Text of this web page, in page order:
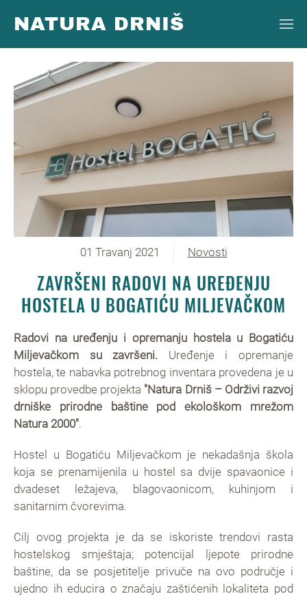
NATURA DRNIŠ
01 Travanj 2021 Novosti
ZAVRŠENI RADOVI NA UREĐENJU
HOSTELA U BOGATIĆU MILJEVAČKOM
Radovi na uređenju i opremanju hostela u Bogatiću
Miljevačkom su završeni. Uređenje i opremanje
hostela, te nabavka potrebnog inventara provedena je u
sklopu provedbe projekta "Natura Drniš – Održivi razvoj
drniške prirodne baštine pod ekološkom mrežom
Natura 2000".
Hostel u Bogatiću Miljevačkom je nekadašnja škola
koja se prenamijenila u hostel sa dvije spavaonice i
dvadeset ležajeva, blagovaonicom, kuhinjom i
sanitarnim čvorevima.
Cilj ovog projekta je da se iskoriste trendovi rasta
hostelskog smještaja; potencijal ljepote prirodne
baštine, da se posjetitelje privuče na ovo područje i
ujedno ih educira o značaju zaštićenih lokaliteta pod